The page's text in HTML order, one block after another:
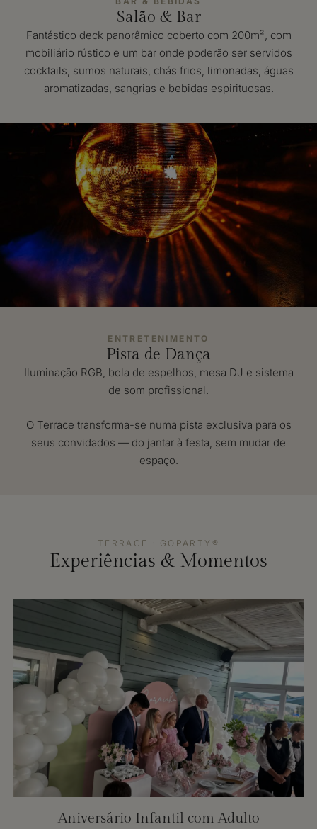
Salão & Bar
Fantástico deck panorâmico coberto com 200m², com
mobiliário rústico e um bar onde poderão ser servidos
cocktails, sumos naturais, chás frios, limonadas, águas
aromatizadas, sangrias e bebidas espirituosas.
ENTRETENIMENTO
Pista de Dança
Iluminação RGB, bola de espelhos, mesa DJ e sistema
de som profissional.
O Terrace transforma-se numa pista exclusiva para os
seus convidados — do jantar à festa, sem mudar de
espaço.
TERRACE · GOPARTY®
Experiências & Momentos
Aniversário Infantil com Adulto